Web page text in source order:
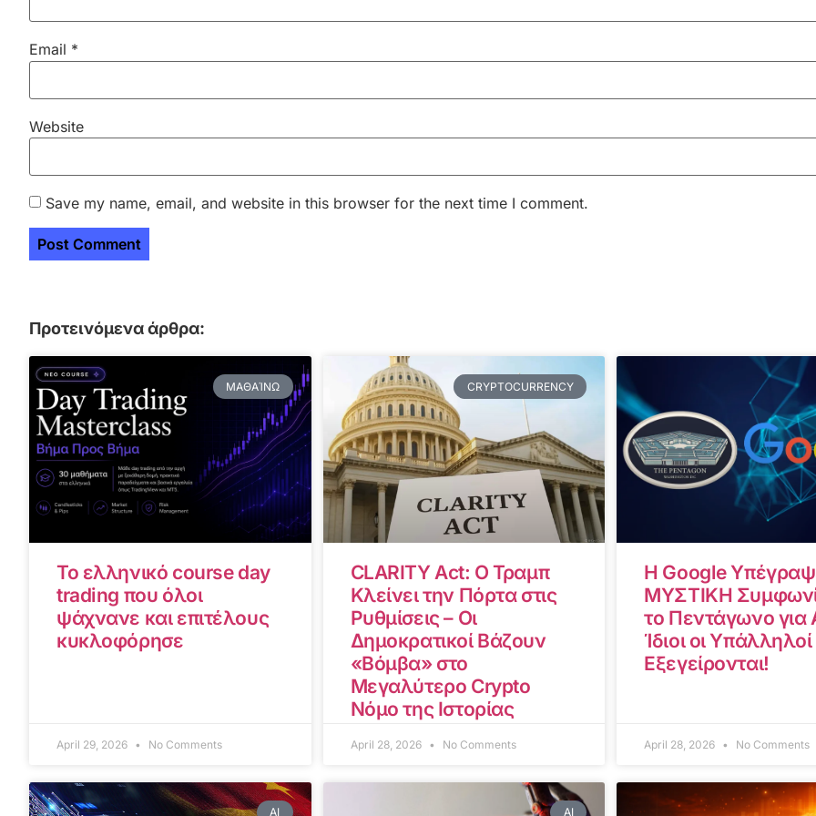
Email *
Website
Save my name, email, and website in this browser for the next time I comment.
Προτεινόμενα άρθρα:
ΜΑΘΑΊΝΩ
Το ελληνικό course day
trading που όλοι
ψάχνανε και επιτέλους
κυκλοφόρησε
April 29, 2026 No Comments
CRYPTOCURRENCY
CLARITY Act: Ο Τραμπ
Κλείνει την Πόρτα στις
Ρυθμίσεις – Οι
Δημοκρατικοί Βάζουν
«Βόμβα» στο
Μεγαλύτερο Crypto
Νόμο της Ιστορίας
April 28, 2026 No Comments
Η Google
ΜΥΣΤΙΚΗ
το Πεντάγωνο για
Ίδιοι οι
Εξεγείρονται!
April 28, 2026 No Comments
AI AI